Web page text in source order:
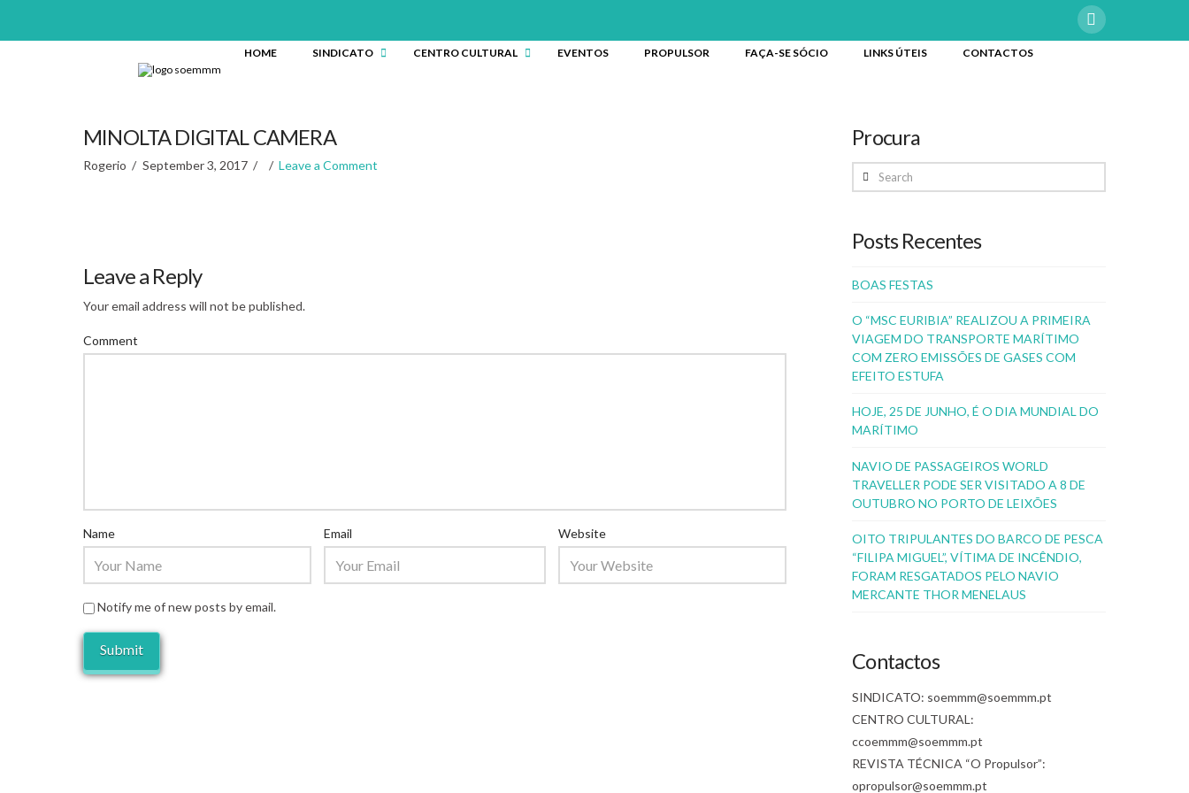
HOME SINDICATO CENTRO CULTURAL EVENTOS PROPULSOR FAÇA-SE SÓCIO LINKS ÚTEIS CONTACTOS
MINOLTA DIGITAL CAMERA
Rogerio September 3, 2017 Leave a Comment
Leave a Reply
Your email address will not be published.
Comment
Name Email Website
Notify me of new posts by email.
Procura
Search
Posts Recentes
BOAS FESTAS
O “MSC EURIBIA” REALIZOU A PRIMEIRA
VIAGEM DO TRANSPORTE MARÍTIMO
COM ZERO EMISSÕES DE GASES COM
EFEITO ESTUFA
HOJE, 25 DE JUNHO, É O DIA MUNDIAL DO
MARÍTIMO
NAVIO DE PASSAGEIROS WORLD
TRAVELLER PODE SER VISITADO A 8 DE
OUTUBRO NO PORTO DE LEIXÕES
OITO TRIPULANTES DO BARCO DE PESCA
“FILIPA MIGUEL”, VÍTIMA DE INCÊNDIO,
FORAM RESGATADOS PELO NAVIO
MERCANTE THOR MENELAUS
Contactos
SINDICATO: soemmm@soemmm.pt
CENTRO CULTURAL:
ccoemmm@soemmm.pt
REVISTA TÉCNICA “O Propulsor”:
opropulsor@soemmm.pt